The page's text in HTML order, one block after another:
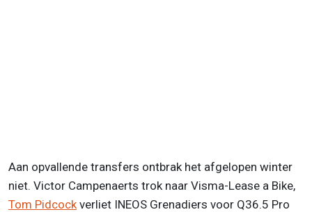
Aan opvallende transfers ontbrak het afgelopen winter
niet. Victor Campenaerts trok naar Visma-Lease a Bike,
Tom Pidcock verliet INEOS Grenadiers voor Q36.5 Pro